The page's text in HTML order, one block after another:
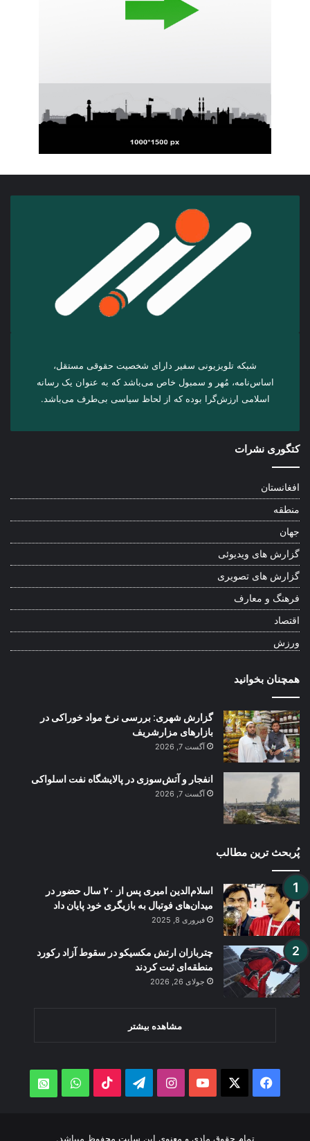
شبکه تلویزیونی سفیر دارای شخصیت حقوقی مستقل،
اساس‌نامه، مُهر و سمبول خاص می‌باشد که به عنوان یک رسانه
اسلامی ارزش‌گرا بوده که از لحاظ سیاسی بی‌طرف می‌باشد.
کتگوری نشرات
افغانستان
منطقه
جهان
گزارش های ویدیوئی
گزارش های تصویری
فرهنگ و معارف
اقتصاد
ورزش
همچنان بخوانید
گزارش شهری: بررسی نرخ مواد خوراکی در
بازارهای مزارشریف
آگست 7, 2026
انفجار و آتش‌سوزی در پالایشگاه نفت اسلواکی
آگست 7, 2026
پُربحث ترین مطالب
اسلام‌الدین امیری پس از ۲۰ سال حضور در
میدان‌های فوتبال به بازیگری خود پایان داد
فبروری 8, 2025
چتربازان ارتش مکسیکو در سقوط آزاد رکورد
منطقه‌ای ثبت کردند
جولای 26, 2026
مشاهده بیشتر
Facebook
YouTube
Instagram
Telegram
TikTok
WhatsApp
تمام حقوق مادی و معنوی این سایت محفوظ میباشد.